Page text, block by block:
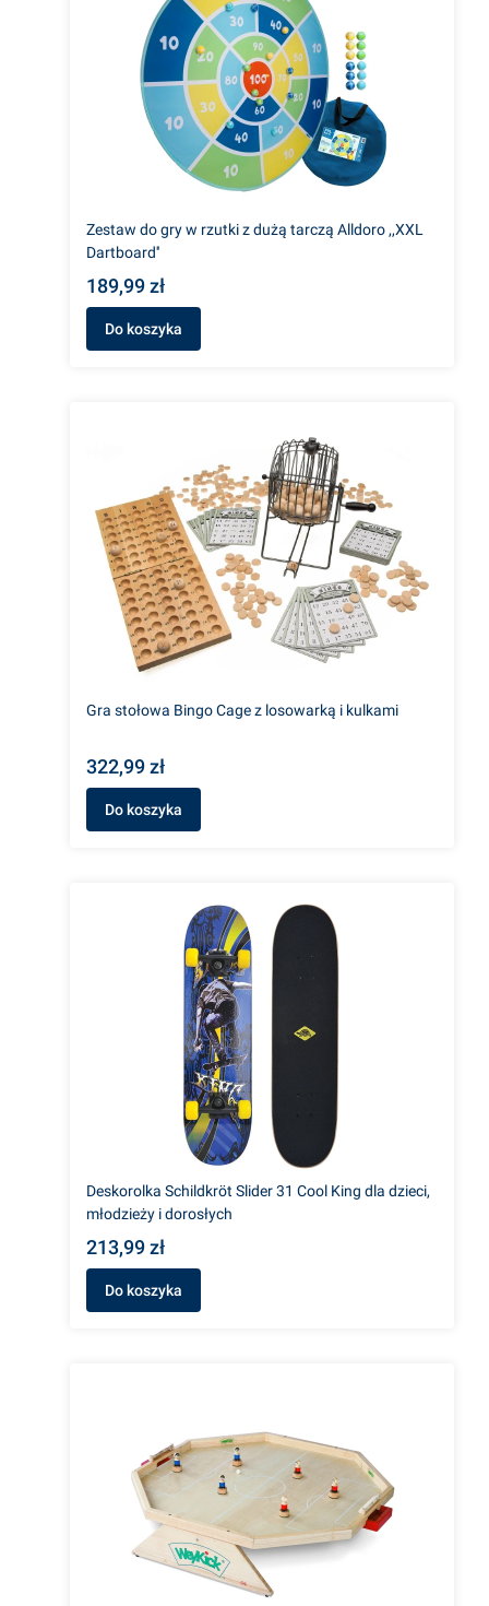
Zestaw do gry w rzutki z dużą tarczą Alldoro ,,XXL
Dartboard''
189,99 zł
Do koszyka
Gra stołowa Bingo Cage z losowarką i kulkami
322,99 zł
Do koszyka
Deskorolka Schildkröt Slider 31 Cool King dla dzieci,
młodzieży i dorosłych
213,99 zł
Do koszyka